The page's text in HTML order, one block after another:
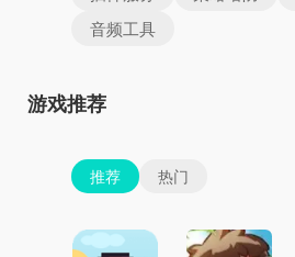
音频工具
游戏推荐
推荐 热门